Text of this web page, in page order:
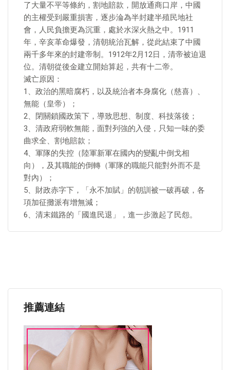
了大量不平等條約，割地賠款，開放通商口岸，中國
的主權受到嚴重損害，逐步淪為半封建半殖民地社
會，人民負擔更為沉重，處於水深火熱之中。1911
年，辛亥革命爆發，清朝統治瓦解，從此結束了中國
兩千多年來的封建帝制。1912年2月12日，清帝被迫退
位。清朝從後金建立開始算起，共有十二帝。
滅亡原因：
1、政治的黑暗腐朽，以及統治者本身腐化（慈喜）、
無能（皇帝）；
2、閉關鎖國政策下，導致思想、制度、科技落後；
3、清政府弱軟無能，面對列強的入侵，只知一味的委
曲求全、割地賠款；
4、軍隊的失控（陸軍新軍在國內的變亂中倒戈相
向），及其職能的倒轉（軍隊的職能只能對外而不是
對內）；
5、財政赤字下，「永不加賦」的朝訓被一破再破，各
項加征攤派有增無減；
6、清末鐵路的「國進民退」，進一步激起了民怨。
推薦連結